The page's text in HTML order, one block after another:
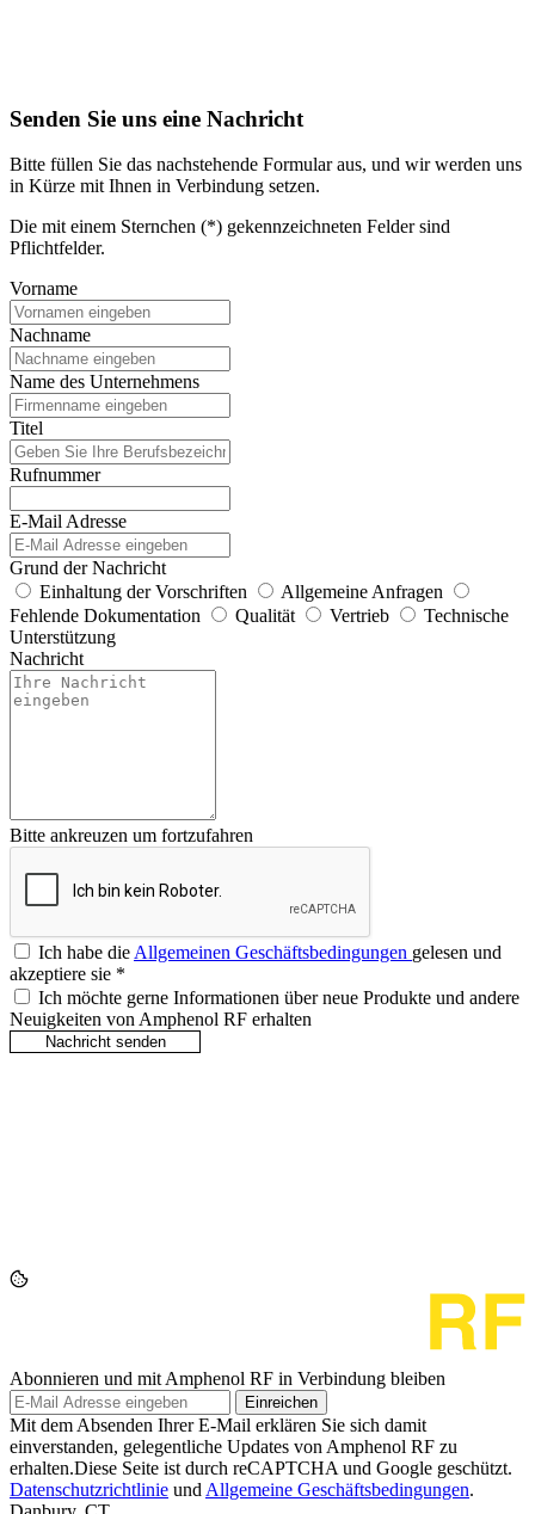
Senden Sie uns eine Nachricht
Bitte füllen Sie das nachstehende Formular aus, und wir werden uns
in Kürze mit Ihnen in Verbindung setzen.
Die mit einem Sternchen (*) gekennzeichneten Felder sind
Pflichtfelder.
Vorname
Nachname
Name des Unternehmens
Titel
Rufnummer
E-Mail Adresse
Grund der Nachricht
Einhaltung der Vorschriften
Allgemeine Anfragen
Fehlende Dokumentation
Qualität Vertrieb
Technische
Unterstützung
Nachricht
Bitte ankreuzen um fortzufahren
Ich habe dieAllgemeinen Geschäftsbedingungen gelesen und
akzeptiere sie *
Ich möchte gerne Informationen über neue Produkte und andere
Neuigkeiten von Amphenol RF erhalten
Abonnieren und mit Amphenol RF in Verbindung bleiben
Einreichen
Mit dem Absenden Ihrer E-Mail erklären Sie sich damit
einverstanden, gelegentliche Updates von Amphenol RF zu
erhalten.Diese Seite ist durch reCAPTCHA und Google geschützt.
Datenschutzrichtlinie und Allgemeine Geschäftsbedingungen.